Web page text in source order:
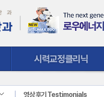
질환클리닉
영상 후기 Testimonials